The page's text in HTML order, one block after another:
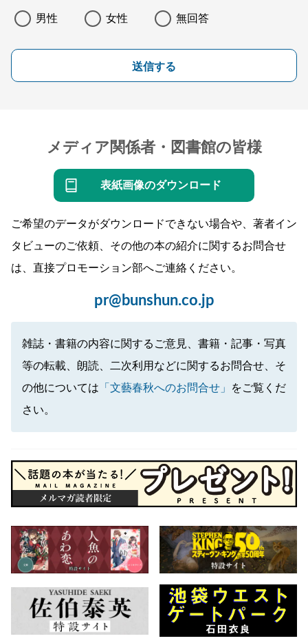
男性 女性 無回答
送信する
メディア関係者・図書館の皆様
表紙画像のダウンロード
ご希望のデータがダウンロードできない場合や、著者イン
タビューのご依頼、その他の本の紹介に関するお問合せ
は、直接プロモーション部へご連絡ください。
pr@bunshun.co.jp
雑誌・書籍の内容に関するご意見、書籍・記事・写真
等の転載、朗読、二次利用などに関するお問合せ、そ
の他については 「文藝春秋へのお問合せ」
をご覧くだ
さい。